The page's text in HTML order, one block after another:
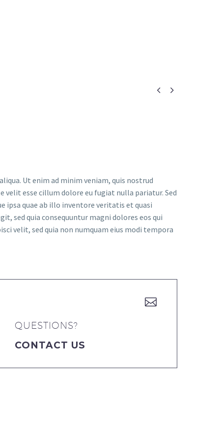
 
Ut enim ad minim veniam, quis nostrud
esse cillum dolore eu fugiat nulla pariatur. Sed
ipsa quae ab illo inventore veritatis et quasi
sed quia consequuntur magni dolores eos qui
velit, sed quia non numquam eius modi tempora


QUESTIONS?
CONTACT US